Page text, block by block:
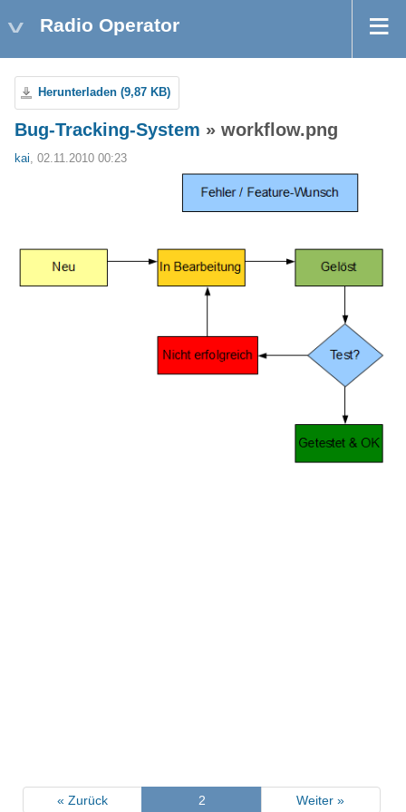
Radio Operator
Herunterladen (9,87 KB)
Bug-Tracking-System » workflow.png
kai, 02.11.2010 00:23
« Zurück 2 Weiter »